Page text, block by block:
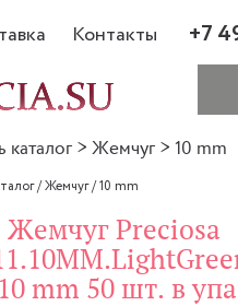
Контакты +7
каталог > Жемчуг > 10 mm
/Жемчуг/10 mm
Жемчуг Preciosa
mm 50 шт. в